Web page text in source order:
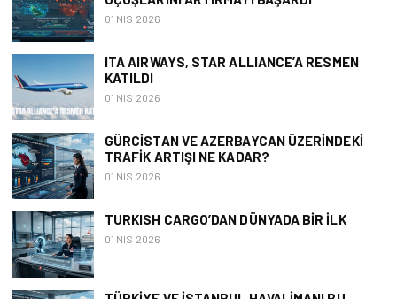
01 NIS 2026
ITA AIRWAYS, STAR ALLIANCE’A RESMEN
KATILDI
01 NIS 2026
GÜRCISTAN VE AZERBAYCAN ÜZERINDEKI
TRAFIK ARTIŞI NE KADAR?
01 NIS 2026
TURKISH CARGO’DAN DÜNYADA BIR İLK
01 NIS 2026